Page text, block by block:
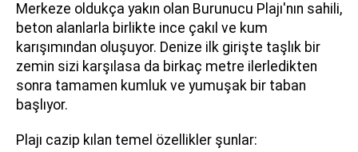
Merkeze oldukça yakın olan Burunucu Plajı'nın sahili,
beton alanlarla birlikte ince çakıl ve kum
karışımından oluşuyor. Denize ilk girişte taşlık bir
zemin sizi karşılasa da birkaç metre ilerledikten
sonra tamamen kumluk ve yumuşak bir taban
başlıyor.
Plajı cazip kılan temel özellikler şunlar: